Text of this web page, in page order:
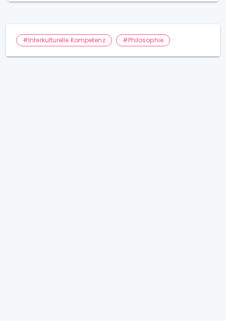
#Interkulturelle Kompetenz #Philosophie